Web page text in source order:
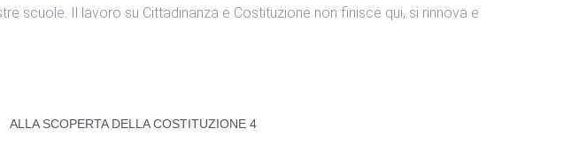
scuole. Il lavoro su Cittadinanza e Costituzione non finisce qui, si rinnova e
ALLA SCOPERTA DELLA COSTITUZIONE 4